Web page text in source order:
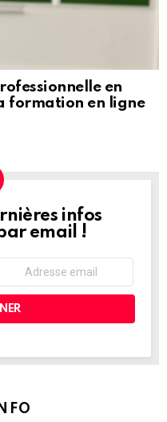
en
formation en ligne
infos
email !